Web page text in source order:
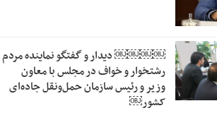
￼￼￼￼‏ دیدار و گفتگو نماینده مردم
رشتخوار و خواف در مجلس با معاون
وزیر و رئیس سازمان حمل‌ونقل جاده‌ای
کشور￼